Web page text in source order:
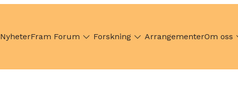
NyheterFram Forum Forskning ArrangementerOm oss